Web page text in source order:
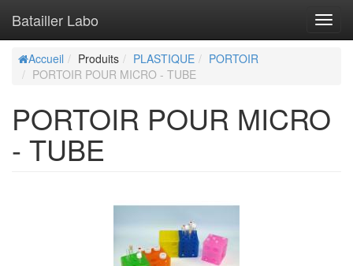
Batailler Labo
Accueil Produits PLASTIQUE
PORTOIR
PORTOIR POUR MICRO - TUBE
PORTOIR POUR MICRO
- TUBE